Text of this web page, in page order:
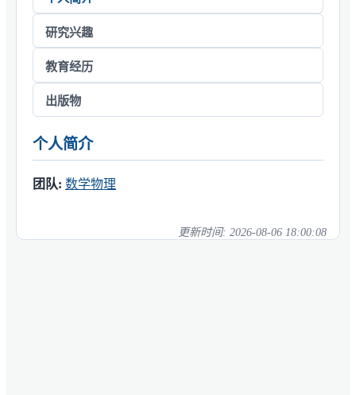
研究兴趣
教育经历
出版物
个人简介
团队: 数学物理
更新时间: 2026-08-06 18:00:08